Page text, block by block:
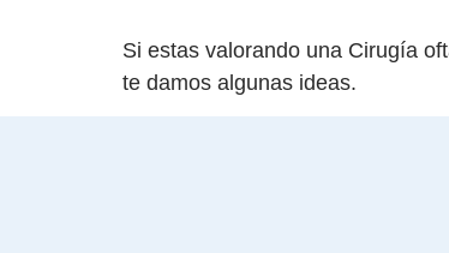
Si estas valorando una Cirugía
te damos algunas ideas.